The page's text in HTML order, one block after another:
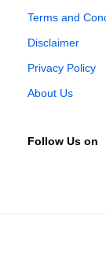
Terms and
Disclaimer
Privacy Policy
About Us
Follow Us on